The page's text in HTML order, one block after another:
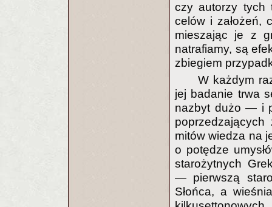
czy autorzy tych
celów i założeń,
mieszając je z
natrafiamy, są
zbiegiem
W każdym
jej badanie trwa
nazbyt dużo — i
mitów wiedza na
o potędze
starożytnych
— pierwszą
Słońca, a